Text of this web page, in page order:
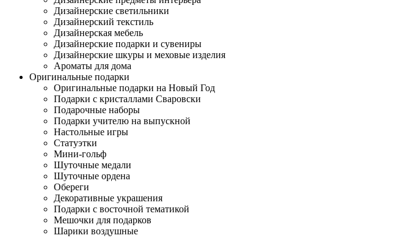
Дизайнерские светильники
Дизайнерский текстиль
Дизайнерская мебель
Дизайнерские подарки и сувениры
Дизайнерские шкуры и меховые изделия
Ароматы для дома
Оригинальные подарки
Оригинальные подарки на Новый Год
Подарки с кристаллами Сваровски
Подарочные наборы
Подарки учителю на выпускной
Настольные игры
Статуэтки
Мини-гольф
Шуточные медали
Шуточные ордена
Обереги
Декоративные украшения
Подарки с восточной тематикой
Мешочки для подарков
Шарики воздушные